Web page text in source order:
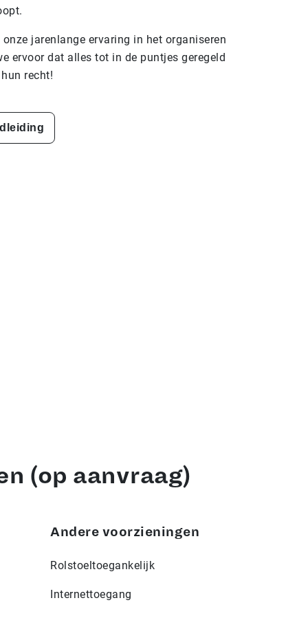
jarenlange ervaring in het organiseren
ervoor dat alles tot in de puntjes geregeld
recht!
(op aanvraag)
Andere voorzieningen
Rolstoeltoegankelijk
Internettoegang